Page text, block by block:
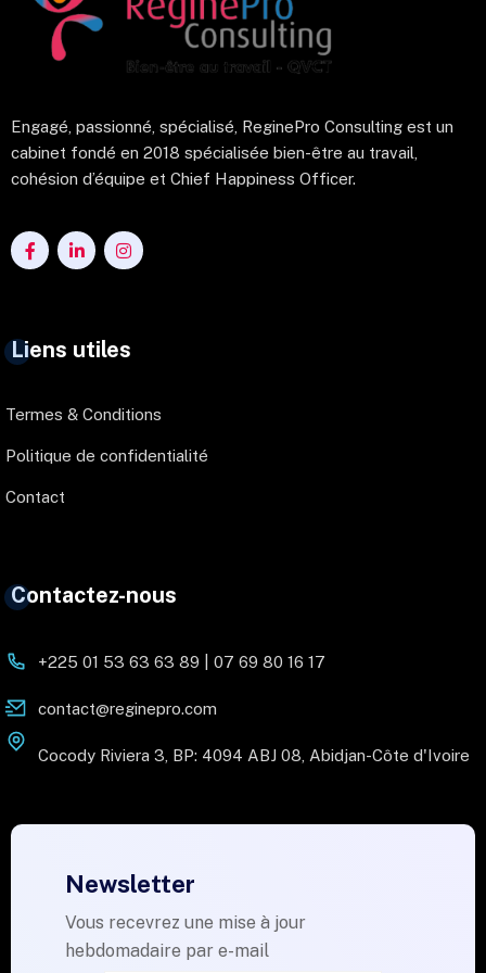
Engagé, passionné, spécialisé, ReginePro Consulting est un
cabinet fondé en 2018 spécialisée bien-être au travail,
cohésion d’équipe et Chief Happiness Officer.
Liens utiles
Termes & Conditions
Politique de confidentialité
Contact
Contactez-nous
+225 01 53 63 63 89 | 07 69 80 16 17
contact@reginepro.com
Cocody Riviera 3, BP: 4094 ABJ 08, Abidjan-Côte d'Ivoire
Newsletter
Vous recevrez une mise à jour
hebdomadaire par e-mail